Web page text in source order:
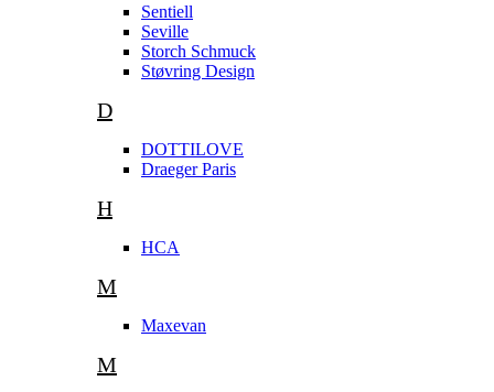
Sentiell
Seville
Storch Schmuck
Støvring Design
D
DOTTILOVE
Draeger Paris
H
HCA
M
Maxevan
M